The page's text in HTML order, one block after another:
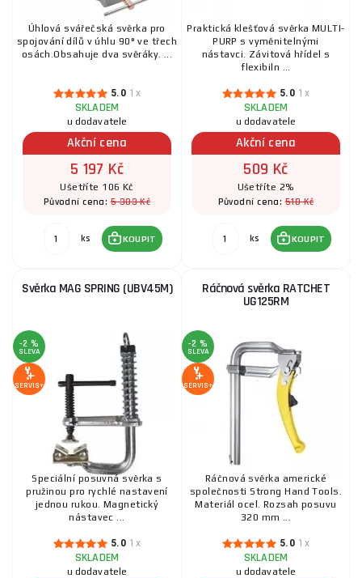
Úhlová svářečská svěrka pro
spojování dílů v úhlu 90° ve třech
osách.Obsahuje dva svěráky. ...
5.0 1x
SKLADEM
u dodavatele
Akční cena
5 197 Kč
Ušetříte 106 Kč
Původní cena:5 303 Kč
ks KOUPIT
Praktická klešťová svěrka MULTI-
PURP s vyměnitelnými
nástavci. Závitová hřídel s
flexibiln ...
5.0 1x
SKLADEM
u dodavatele
Akční cena
509 Kč
Ušetříte 2%
Původní cena:518 Kč
ks KOUPIT
Svěrka MAG SPRING (UBV45M)
-2 %
SLEVA
SERVIS+
Speciální posuvná svěrka s
pružinou pro rychlé nastavení
jednou rukou. Magnetický
nástavec ...
5.0 1x
SKLADEM
u dodavatele
Ráčnová svěrka RATCHET
UG125RM
-2 %
SLEVA
SERVIS+
Ráčnová svěrka americké
společnosti Strong Hand Tools.
Materiál ocel. Rozsah posuvu
320 mm ...
5.0 1x
SKLADEM
u dodavatele